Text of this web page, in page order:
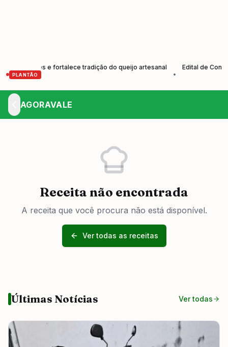
PLANTÃO
e fortalece tradição do queijo artesanal
Edital de
AGORAVALE
Receita não encontrada
A receita que você procura não está disponível.
Ver todas as receitas
Últimas Notícias Ver todas